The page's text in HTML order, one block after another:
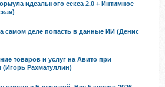
идеального секса 2.0 + Интимное
самом деле попасть в данные ИИ (Денис
товаров и услуг на Авито при
Рахматуллин)